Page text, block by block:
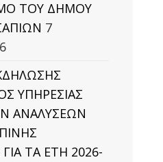
ΤΟΥ ΔΗΜΟΥ
7
ΥΠΗΡΕΣΙΑΣ
ΑΝΑΛΥΣΕΩΝ
ΤΑ ΕΤΗ 2026-